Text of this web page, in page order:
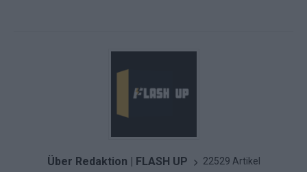
Über Redaktion | FLASH UP 22529 Artikel